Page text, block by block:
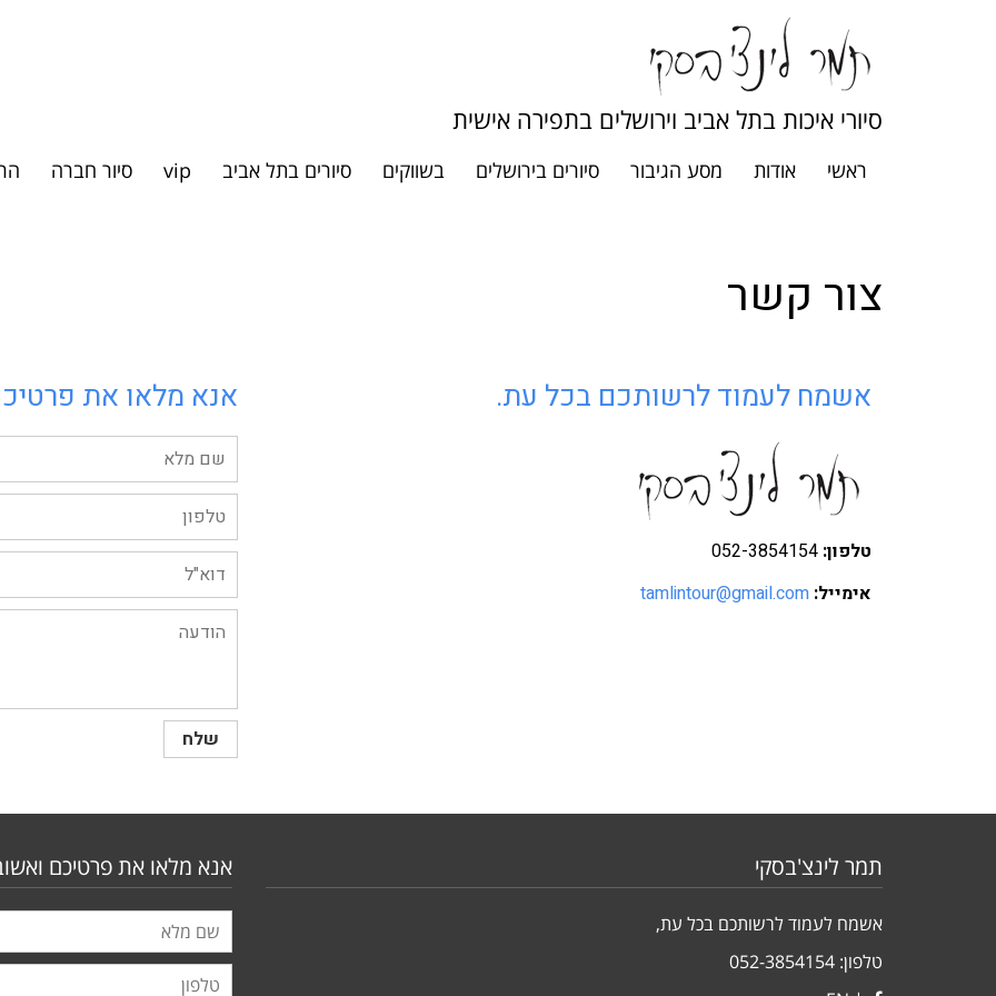
סיורי איכות בתל אביב וירושלים בתפירה אישית
ראשי אודות מסע הגיבור סיורים בירושלים בשווקים סיורים בתל אביב vip סיור חברה
צור קשר
אשמח לעמוד לרשותכם בכל עת.
טלפון:
אימייל: tamlintour@gmail.com
אנא מלאו את
תמר לינצ'בסקי
אשמח לעמוד לרשותכם בכל עת,
טלפון: 052-3854154
אנא מלאו את פרטיכם